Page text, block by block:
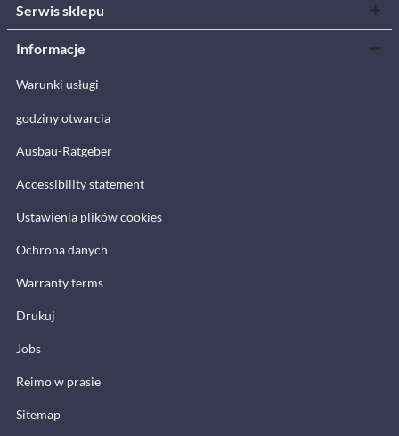
Serwis sklepu
Informacje
Warunki usługi
godziny otwarcia
Ausbau-Ratgeber
Accessibility statement
Ustawienia plików cookies
Ochrona danych
Warranty terms
Drukuj
Jobs
Reimo w prasie
Sitemap